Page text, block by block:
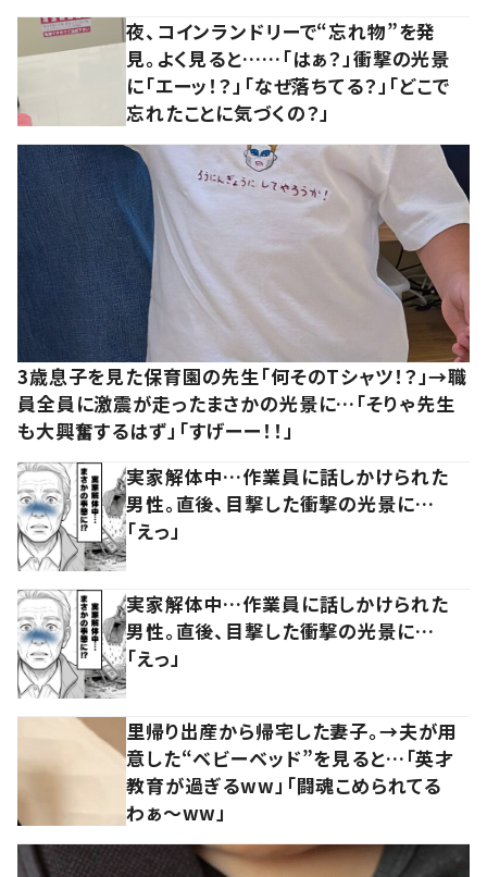
夜、コインランドリーで“忘れ物”を発
見。よく見ると……「はぁ？」衝撃の光景
に「エーッ！？」「なぜ落ちてる？」「どこで
忘れたことに気づくの？」
3歳息子を見た保育園の先生「何そのTシャツ！？」→職
員全員に激震が走ったまさかの光景に…「そりゃ先生
も大興奮するはず」「すげーー！！」
実家解体中…作業員に話しかけられた
男性。直後、目撃した衝撃の光景に…
「えっ」
実家解体中…作業員に話しかけられた
男性。直後、目撃した衝撃の光景に…
「えっ」
里帰り出産から帰宅した妻子。→夫が用
意した“ベビーベッド”を見ると…「英才
教育が過ぎるww」「闘魂こめられてる
わぁ～ww」